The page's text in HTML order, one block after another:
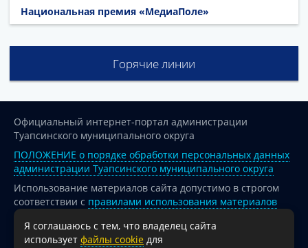
Национальная премия «МедиаПоле»
Горячие линии
Официальный интернет-портал администрации
Туапсинского муниципального округа
ПОЛОЖЕНИЕ о порядке обработки персональных данных
администрации Туапсинского муниципального округа
Использование материалов сайта допустимо в строгом
соответствии с правилами использования материалов
опубликованных на сайте
При перепечатке и использовании информации ссылка
Я соглашаюсь с тем, что владелец сайта
использует файлы cookie для